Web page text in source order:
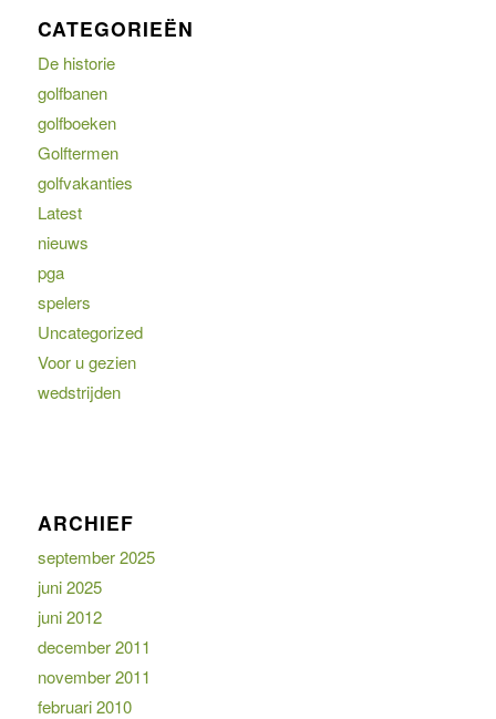
CATEGORIEËN
De historie
golfbanen
golfboeken
Golftermen
golfvakanties
Latest
nieuws
pga
spelers
Uncategorized
Voor u gezien
wedstrijden
ARCHIEF
september 2025
juni 2025
juni 2012
december 2011
november 2011
februari 2010